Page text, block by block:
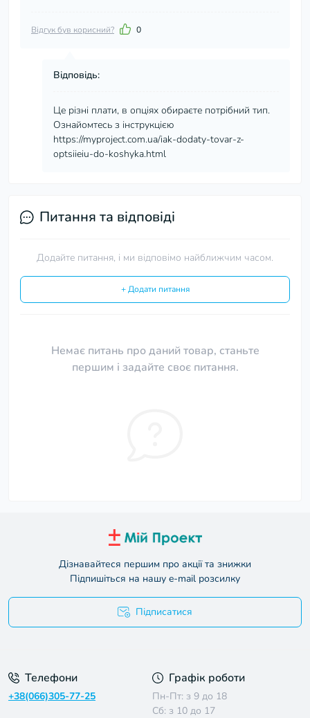
Відгук був корисний? 0
Відповідь:
Це різні плати, в опціях обираєте потрібний тип.
Ознайомтесь з інструкцією
https://myproject.com.ua/iak-dodaty-tovar-z-
optsiieiu-do-koshyka.html
Питання та відповіді
Додайте питання, і ми відповімо найближчим часом.
+ Додати питання
Немає питань про даний товар, станьте
першим і задайте своє питання.
Дізнавайтеся першим про акції та знижки
Підпишіться на нашу e-mail розсилку
Підписатися
Телефони
+38(066)305-77-25
Графік роботи
Пн-Пт: з 9 до 18
Сб: з 10 до 17